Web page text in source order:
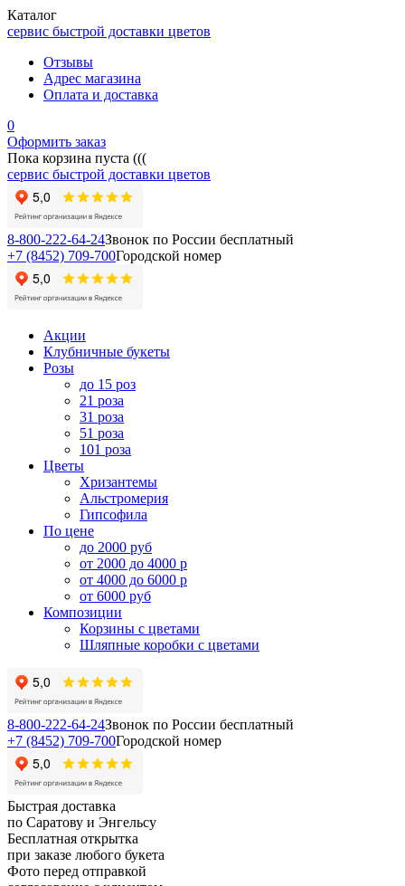
Каталог
сервис быстрой доставки цветов
Отзывы
Адрес магазина
Оплата и доставка
0
Оформить заказ
Пока корзина пуста (((
сервис быстрой доставки цветов
8-800-222-64-24Звонок по России бесплатный
+7 (8452) 709-700Городской номер
Акции
Клубничные букеты
Розы
до 15 роз
21 роза
31 роза
51 роза
101 роза
Цветы
Хризантемы
Альстромерия
Гипсофила
По цене
до 2000 руб
от 2000 до 4000 р
от 4000 до 6000 р
от 6000 руб
Композиции
Корзины с цветами
Шляпные коробки с цветами
8-800-222-64-24Звонок по России бесплатный
+7 (8452) 709-700Городской номер
Быстрая доставка
по Саратову и Энгельсу
Бесплатная открытка
при заказе любого букета
Фото перед отправкой